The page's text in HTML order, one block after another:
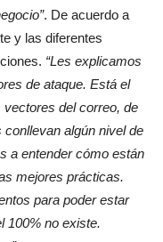
. De acuerdo a
y las diferentes
“Les explicamos
de ataque. Está el
vectores del correo, de
algún nivel de
a entender cómo están
mejores prácticas.
para poder estar
100% no existe.